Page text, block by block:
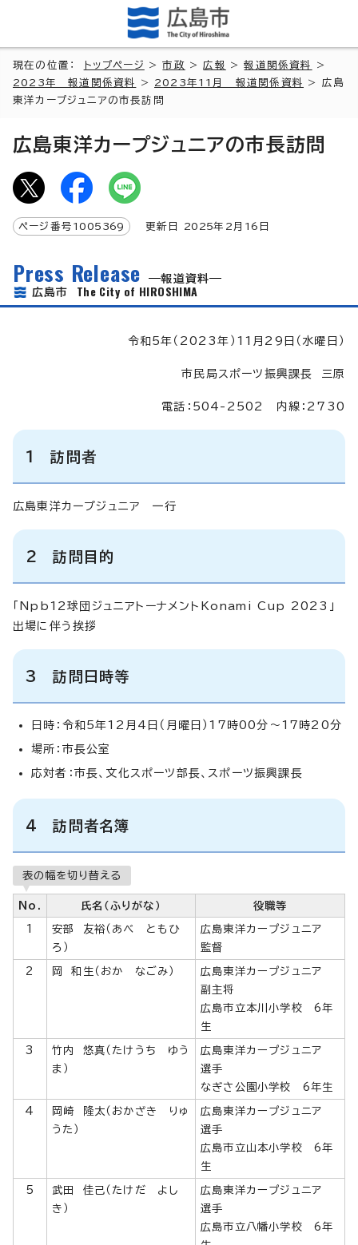
現在の位置： トップページ >市政 >広報 >報道関係資料
>
2023年 報道関係資料
> 2023年11月 報道関係資料
> 広島
東洋カープジュニアの市長訪問
広島東洋カープジュニアの市長訪問
ページ番号 1005369 更新日 2025年2月 16 日
Press Release
報道資料
広島市 The City of HIROSHIMA
令和5年（2023年）11月29日（水曜日）
市民局スポーツ振興課長 三原
電話：504-2502 内線：2730
1 訪問者
広島東洋カープジュニア 一行
2 訪問目的
「Npb12球団ジュニアトーナメントKonami Cup 2023」
出場に伴う挨拶
3 訪問日時等
日時：令和5年12月4日（月曜日）17時00分～17時20分
場所：市長公室
応対者：市長、文化スポーツ部長、スポーツ振興課長
4 訪問者名簿
表の幅を切り替える
No. 氏名（ふりがな） 役職等
1
安部 友裕（あべ ともひ
ろ）
広島東洋カープジュニア
監督
2 岡 和生（おか なごみ）
広島東洋カープジュニア
副主将
広島市立本川小学校 6年
生
3
竹内 悠真（たけうち ゆう
ま）
広島東洋カープジュニア
選手
なぎさ公園小学校 6年生
4
岡崎 隆太（おかざき りゅ
うた）
広島東洋カープジュニア
選手
広島市立山本小学校 6年
生
5
武田 佳己（たけだ よし
き）
広島東洋カープジュニア
選手
広島市立八幡小学校 6年